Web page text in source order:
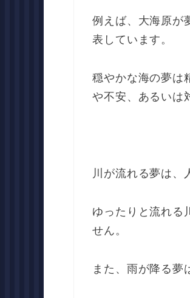
例えば、大海原が
表しています。
穏やかな海の夢は
や不安、あるいは
川が流れる夢は、
ゆったりと流れる
せん。
また、雨が降る夢